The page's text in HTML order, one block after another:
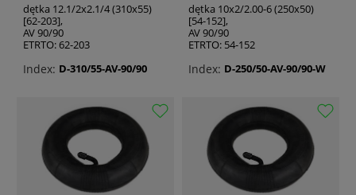
dętka 12.1/2x2.1/4 (310x55)
[62-203],
AV 90/90
ETRTO: 62-203
Index: D-310/55-AV-90/90
dętka 10x2/2.00-6 (250x50)
[54-152],
AV 90/90
ETRTO: 54-152
Index: D-250/50-AV-90/90-W